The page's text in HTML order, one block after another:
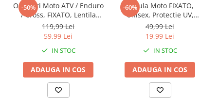
-50%
Ochelari Moto ATV / Enduro
/ Cross, FIXATO, Lentila
Albastra, Rama Galben cu
Negru
119,99 Lei
59,99 Lei
IN STOC
ADAUGA IN COS
-60%
Cagula Moto FIXATO,
Unisex, Protectie UV,
Material elastic, respirabil,
Marime universala, Alba
49,99 Lei
19,99 Lei
IN STOC
ADAUGA IN COS